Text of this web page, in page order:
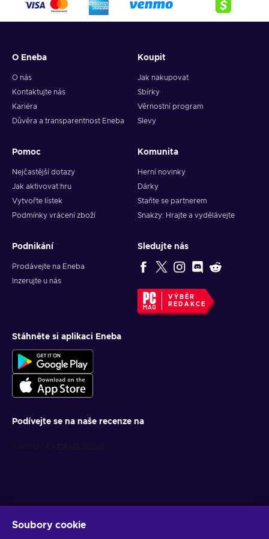
missions, and embark on quests that may change the world;
O Eneba
O nás
Kontaktujte nás
Kariéra
Důvěra a transparentnost Eneba
Koupit
Jak nakupovat
Sbírky
Věrnostní program
Slevy
Pomoc
Nejčastější dotazy
Jak aktivovat hru
Vytvořte lístek
Podmínky vrácení zboží
Komunita
Herní novinky
Dárky
Staňte se partnerem
Snakzy: Hrajte a vydělávejte
Podnikání
Prodávejte na Eneba
Inzerujte u nás
Sledujte nás
VÝBĚR
REDAKCE
Stáhněte si aplikaci Eneba
Podívejte se na naše recenze na
Získejte personalizované nabídky her
Soubory cookie